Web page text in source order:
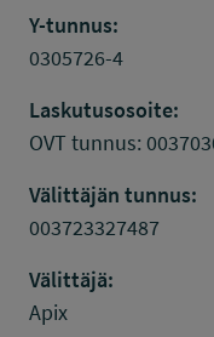
Y-tunnus:
0305726-4
Laskutusosoite:
OVT tunnus:
Välittäjän tunnus:
003723327487
Välittäjä:
Apix